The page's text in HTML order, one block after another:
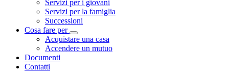
Servizi per i giovani
Servizi per la famiglia
Successioni
Cosa fare per
Visualizza menù di secondo livello
Acquistare una casa
Accendere un mutuo
Documenti
Contatti